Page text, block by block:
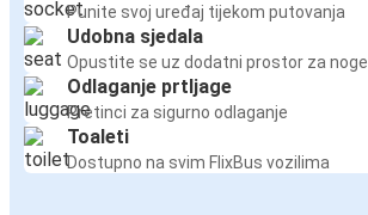
Punite svoj uređaj tijekom putovanja
Udobna sjedala
Opustite se uz dodatni prostor za noge
Odlaganje prtljage
Pretinci za sigurno odlaganje
Toaleti
Dostupno na svim FlixBus vozilima